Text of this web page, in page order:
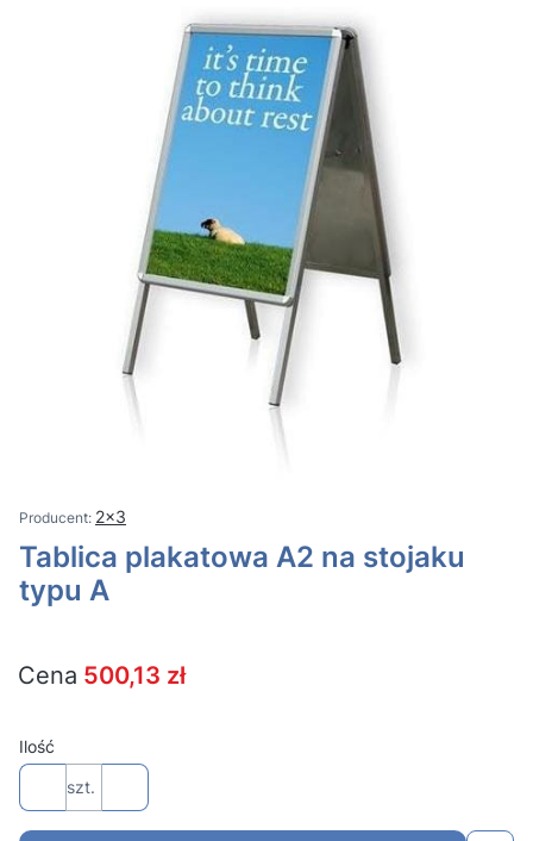
2x3
Tablica plakatowa A2 na stojaku
typu A
Cena 500,13 zł
Ilość
szt.